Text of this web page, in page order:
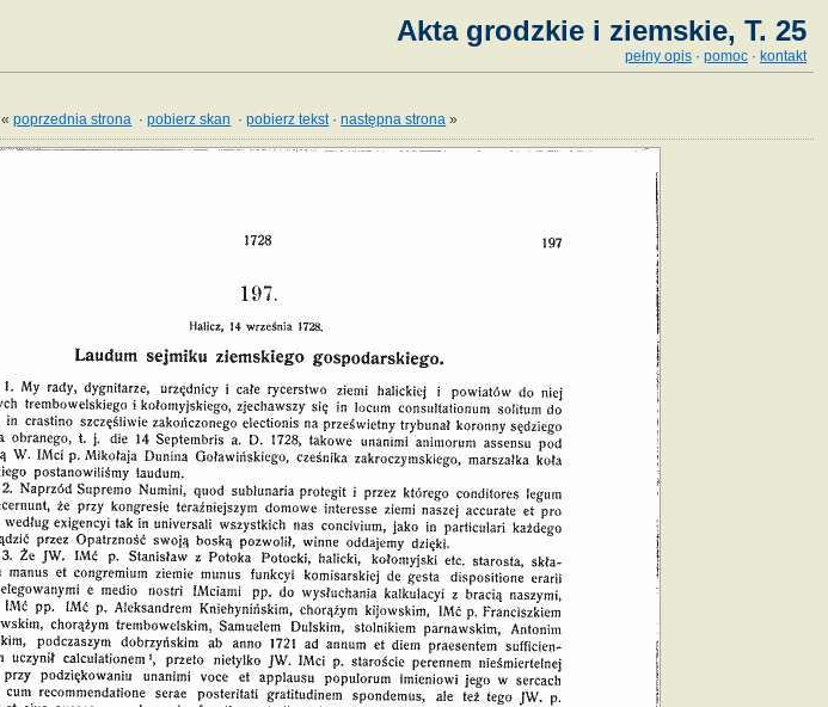
Akta grodzkie i ziemskie, T. 25
pełny opis · pomoc · kontakt
«poprzednia strona ·pobierz skan ·pobierz tekst·następna strona »